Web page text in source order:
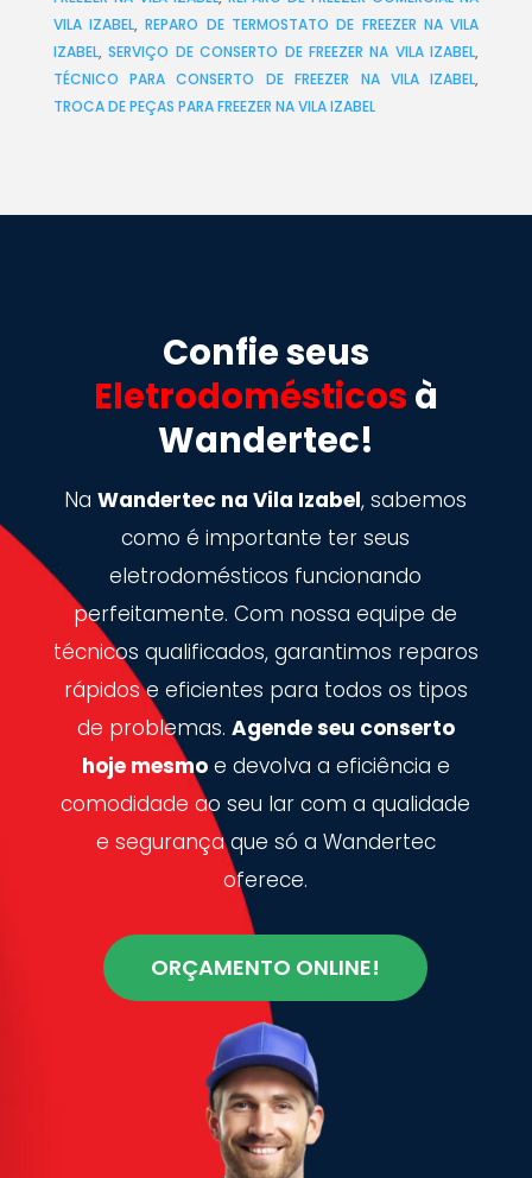
VILA IZABEL,REPARO DE TERMOSTATO DE FREEZER NA VILA
IZABEL,SERVIÇO DE CONSERTO DE FREEZER NA VILA IZABEL,
TÉCNICO PARA CONSERTO DE FREEZER NA VILA IZABEL,
TROCA DE PEÇAS PARA FREEZER NA VILA IZABEL
Confie seus
Eletrodomésticos à
Wandertec!
NaWandertec na Vila Izabel, sabemos
como é importante ter seus
eletrodomésticos funcionando
perfeitamente. Com nossa equipe de
técnicos qualificados, garantimos reparos
rápidos e eficientes para todos os tipos
de problemas. Agende seu conserto
hoje mesmoe devolva a eficiência e
comodidade ao seu lar com a qualidade
e segurança que só a Wandertec
oferece.
ORÇAMENTO ONLINE!